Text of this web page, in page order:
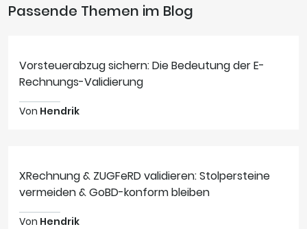
Passende Themen im Blog
Vorsteuerabzug sichern: Die Bedeutung der E-
Rechnungs-Validierung
Von Hendrik
XRechnung & ZUGFeRD validieren: Stolpersteine
vermeiden & GoBD-konform bleiben
Von Hendrik